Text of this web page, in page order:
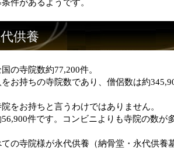
件があるようです。
供養
の寺院数約77,200件。
お持ちの寺院数であり、僧侶数は約
をお持ちと言うわけではありません。
件です。コンビニよりも寺院の数が
の寺院様が永代供養（納骨堂・永代供養